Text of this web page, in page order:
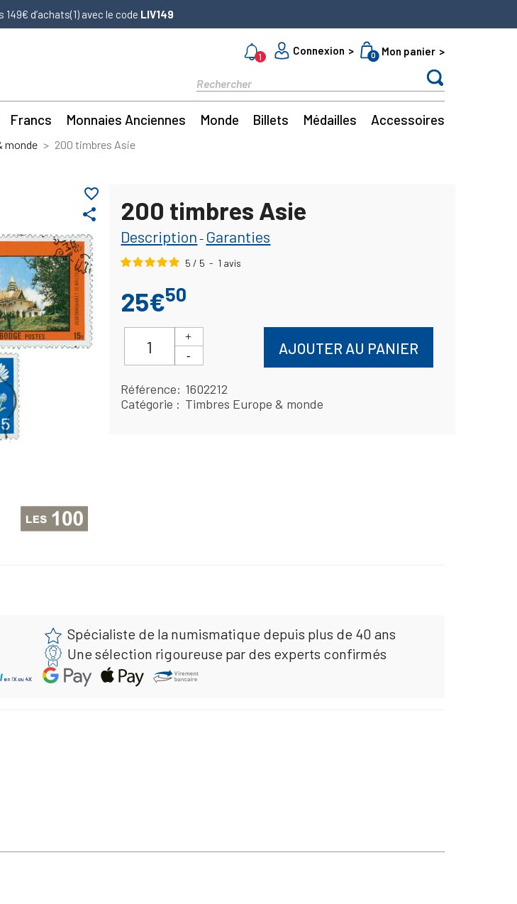
149€ d’achats(1) avec le code LIV149
1
Connexion 0 Mon panier
Francs Monnaies Anciennes Monde Billets Médailles Accessoires
monde 200 timbres Asie
share
favorite_border
200 timbres Asie
Description - Garanties
5 / 5 - 1 avis
25€50
AJOUTER AU PANIER
Référence
1602212
Catégorie
Timbres Europe & monde
Spécialiste de la numismatique depuis plus de 40 ans
Une sélection rigoureuse par des experts confirmés